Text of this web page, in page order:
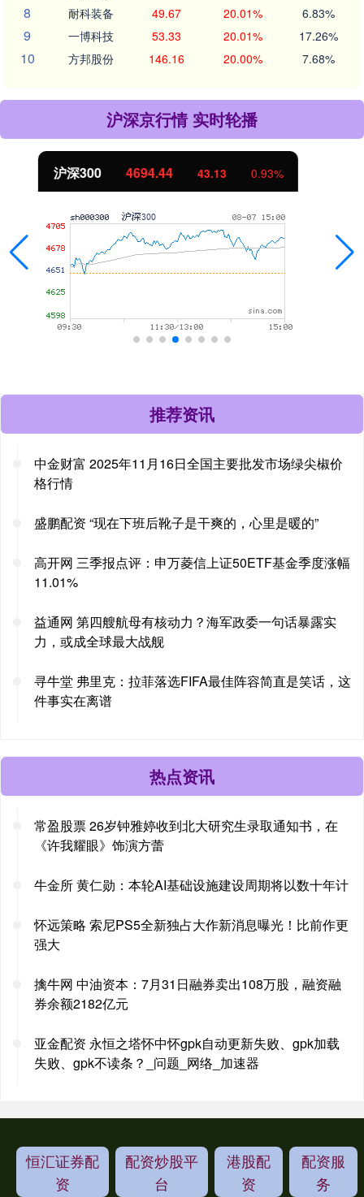
8 耐科装备 49.67 20.01% 6.83%
9 一博科技 53.33 20.01% 17.26%
10 方邦股份 146.16 20.00% 7.68%
沪深京行情 实时轮播
北证50 1134.24 11.37 1.01%
推荐资讯
中金财富 2025年11月16日全国主要批发市场绿尖椒价
格行情
盛鹏配资 “现在下班后靴子是干爽的，心里是暖的”
高开网 三季报点评：申万菱信上证50ETF基金季度涨幅
11.01%
益通网 第四艘航母有核动力？海军政委一句话暴露实
力，或成全球最大战舰
寻牛堂 弗里克：拉菲落选FIFA最佳阵容简直是笑话，这
件事实在离谱
热点资讯
常盈股票 26岁钟雅婷收到北大研究生录取通知书，在
《许我耀眼》饰演方蕾
牛金所 黄仁勋：本轮AI基础设施建设周期将以数十年计
怀远策略 索尼PS5全新独占大作新消息曝光！比前作更
强大
擒牛网 中油资本：7月31日融券卖出108万股，融资融
券余额2182亿元
亚金配资 永恒之塔怀中怀gpk自动更新失败、gpk加载
失败、gpk不读条？_问题_网络_加速器
恒汇证券配
资
配资炒股平
台
港股配
资
配资服
务